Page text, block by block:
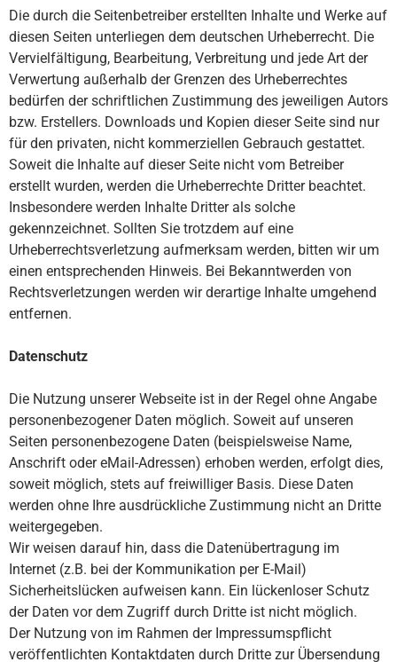
Die durch die Seitenbetreiber erstellten Inhalte und Werke auf
diesen Seiten unterliegen dem deutschen Urheberrecht. Die
Vervielfältigung, Bearbeitung, Verbreitung und jede Art der
Verwertung außerhalb der Grenzen des Urheberrechtes
bedürfen der schriftlichen Zustimmung des jeweiligen Autors
bzw. Erstellers. Downloads und Kopien dieser Seite sind nur
für den privaten, nicht kommerziellen Gebrauch gestattet.
Soweit die Inhalte auf dieser Seite nicht vom Betreiber
erstellt wurden, werden die Urheberrechte Dritter beachtet.
Insbesondere werden Inhalte Dritter als solche
gekennzeichnet. Sollten Sie trotzdem auf eine
Urheberrechtsverletzung aufmerksam werden, bitten wir um
einen entsprechenden Hinweis. Bei Bekanntwerden von
Rechtsverletzungen werden wir derartige Inhalte umgehend
entfernen.
Datenschutz
Die Nutzung unserer Webseite ist in der Regel ohne Angabe
personenbezogener Daten möglich. Soweit auf unseren
Seiten personenbezogene Daten (beispielsweise Name,
Anschrift oder eMail-Adressen) erhoben werden, erfolgt dies,
soweit möglich, stets auf freiwilliger Basis. Diese Daten
werden ohne Ihre ausdrückliche Zustimmung nicht an Dritte
weitergegeben.
Wir weisen darauf hin, dass die Datenübertragung im
Internet (z.B. bei der Kommunikation per E-Mail)
Sicherheitslücken aufweisen kann. Ein lückenloser Schutz
der Daten vor dem Zugriff durch Dritte ist nicht möglich.
Der Nutzung von im Rahmen der Impressumspflicht
veröffentlichten Kontaktdaten durch Dritte zur Übersendung